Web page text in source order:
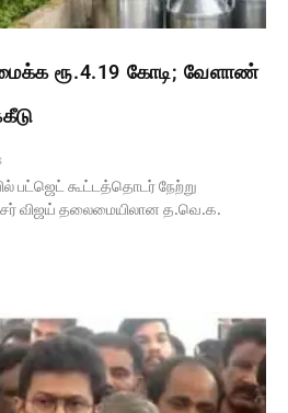
ரூ.4.19 கோடி; வேளாண்
பட்ஜெட் கூட்டத்தொடர் நேற்று
விஜய் தலைமையிலான த.வெ.க.